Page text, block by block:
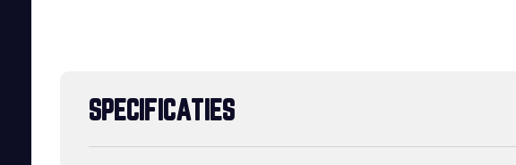
SPECIFICATIES